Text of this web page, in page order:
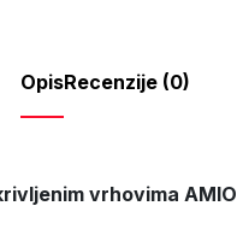
OpisRecenzije (0)
vrhovima AMIO